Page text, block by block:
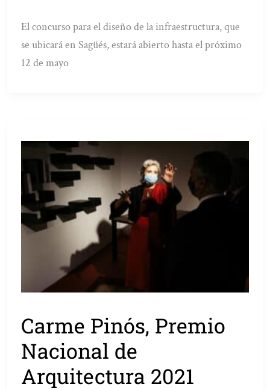
El concurso para el diseño de la infraestructura, que
se ubicará en Sagüés, estará abierto hasta el próximo
12 de mayo
Carme Pinós, Premio
Nacional de
Arquitectura 2021